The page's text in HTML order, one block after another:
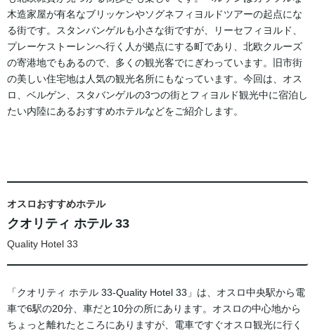
木造家屋が有名なブリッケンやソグネフィヨルドツアーの起点にな
る街です。スタンバンゲルも小さな街ですが、リーセフィヨルド、
プレーケストーレンへ行く人が拠点にする町であり、北欧クルーズ
の寄港地でもあるので、多くの観光客でにぎわっています。旧市街
の美しい住宅地は人気の観光名所にもなっています。今回は、オス
ロ、ベルゲン、スタバンゲルの3つの街とフィヨルド観光中に宿泊し
たい内陸にあるおすすめホテルなどをご紹介します。
オスロおすすめホテル
クオリティ ホテル 33
Quality Hotel 33
「クオリティ ホテル 33-Quality Hotel 33」は、オスロ中央駅から電
車で6駅の20分、車だと10分の所にあります。オスロの中心地から
ちょっと離れたところにありますが、電車ですぐオスロ観光に行く